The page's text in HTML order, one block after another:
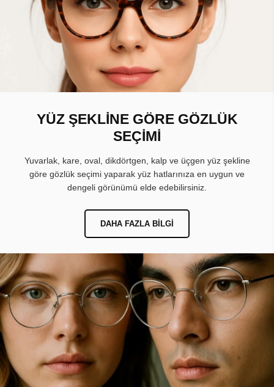
YÜZ ŞEKLİNE GÖRE GÖZLÜK
SEÇİMİ
Yuvarlak, kare, oval, dikdörtgen, kalp ve üçgen yüz şekline
göre gözlük seçimi yaparak yüz hatlarınıza en uygun ve
dengeli görünümü elde edebilirsiniz.
DAHA FAZLA BILGI